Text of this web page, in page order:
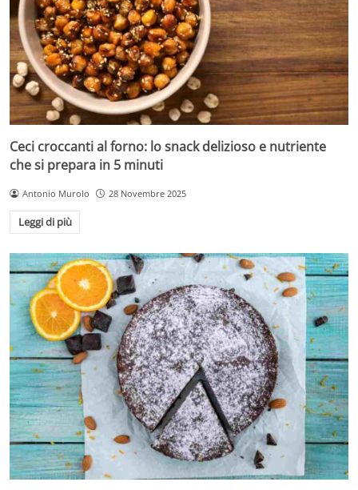
Ceci croccanti al forno: lo snack delizioso e nutriente
che si prepara in 5 minuti
Antonio Murolo 28 Novembre 2025
Leggi di più